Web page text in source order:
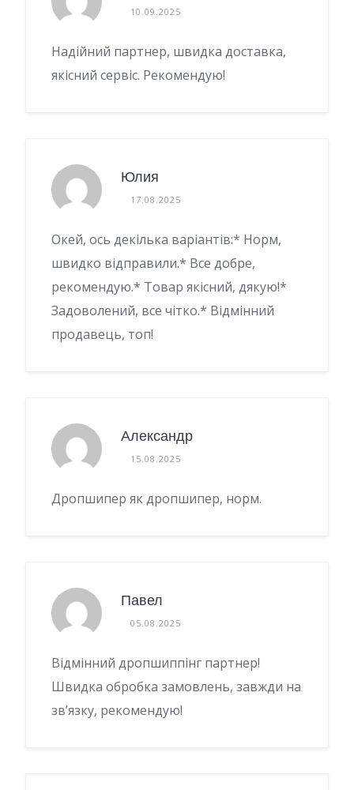
10.09.2025
Надійний партнер, швидка доставка,
якісний сервіс. Рекомендую!
Юлия
17.08.2025
Окей, ось декілька варіантів:* Норм,
швидко відправили.* Все добре,
рекомендую.* Товар якісний, дякую!*
Задоволений, все чітко.* Відмінний
продавець, топ!
Александр
15.08.2025
Дропшипер як дропшипер, норм.
Павел
05.08.2025
Відмінний дропшиппінг партнер!
Швидка обробка замовлень, завжди на
зв’язку, рекомендую!